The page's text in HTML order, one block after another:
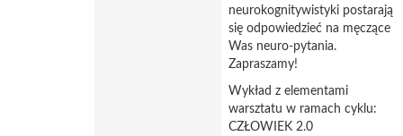
neurokognitywistyki postarają
się odpowiedzieć na męczące
Was neuro-pytania.
Zapraszamy!
Wykład z elementami
warsztatu w ramach cyklu:
CZŁOWIEK 2.0